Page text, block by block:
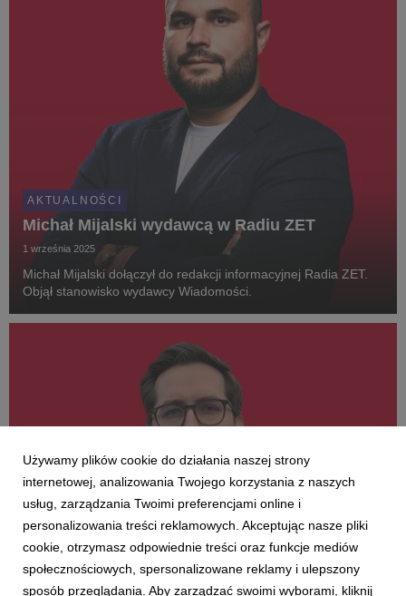
AKTUALNOŚCI
Michał Mijalski wydawcą w Radiu ZET
1 września 2025
Michał Mijalski dołączył do redakcji informacyjnej Radia ZET.
Objął stanowisko wydawcy Wiadomości.
AKTUALNOŚCI
Transfer w Radiu ZET z Poznania do
Używamy plików cookie do działania naszej strony
internetowej, analizowania Twojego korzystania z naszych
usług, zarządzania Twoimi preferencjami online i
personalizowania treści reklamowych. Akceptując nasze pliki
cookie, otrzymasz odpowiednie treści oraz funkcje mediów
społecznościowych, spersonalizowane reklamy i ulepszony
sposób przeglądania. Aby zarządzać swoimi wyborami, kliknij